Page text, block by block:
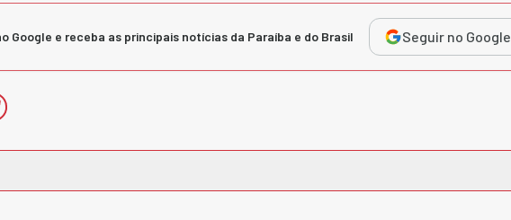
Google e receba as principais notícias da Paraíba e do Brasil Seguir no Google